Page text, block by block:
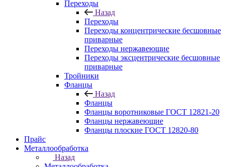
Переходы
Назад
Переходы
Переходы концентрические бесшовные
приварные
Переходы нержавеющие
Переходы эксцентрические бесшовные
приварные
Тройники
Фланцы
Назад
Фланцы
Фланцы воротниковые ГОСТ 12821-20
Фланцы нержавеющие
Фланцы плоские ГОСТ 12820-80
Прайс
Металлообработка
Назад